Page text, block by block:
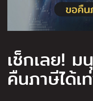
เช็กเลย! ม
คืนภาษีได้เ